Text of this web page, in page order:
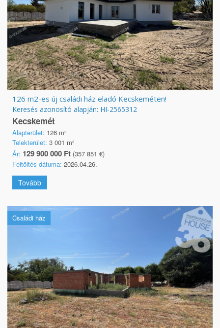
126 m2-es új családi ház eladó Kecskeméten!
Keresés azonosító alapján: HI-2565312
Kecskemét
Alapterület: 126 m²
Telekterület: 3 001 m²
Ár: 129 900 000 Ft (357 851 €)
Feltöltés dátuma: 2026.04.26.
Tovább
Családi ház